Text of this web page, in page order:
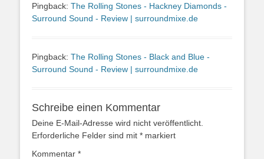
Pingback: The Rolling Stones - Hackney Diamonds -
Surround Sound - Review | surroundmixe.de
Pingback: The Rolling Stones - Black and Blue -
Surround Sound - Review | surroundmixe.de
Schreibe einen Kommentar
Deine E-Mail-Adresse wird nicht veröffentlicht.
Erforderliche Felder sind mit * markiert
Kommentar *